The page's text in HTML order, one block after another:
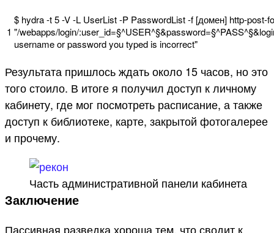
1
$ hydra-t5-V-L UserList-P PasswordList-f [домен] http-post-
"/webapps/login/
username or password you typed is incorrect"
Результата пришлось ждать около 15 часов, но это
того стоило. В итоге я получил доступ к личному
кабинету, где мог посмотреть расписание, а также
доступ к библиотеке, карте, закрытой фотогалерее
и прочему.
Часть административной панели кабинета
Заключение
Пассивная разведка хороша тем, что сводит к